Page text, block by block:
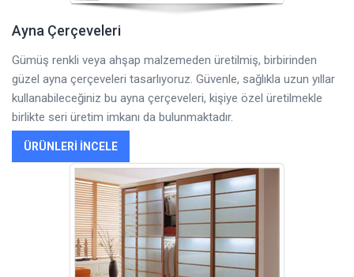
Ayna Çerçeveleri
Gümüş renkli veya ahşap malzemeden üretilmiş, birbirinden
güzel ayna çerçeveleri tasarlıyoruz. Güvenle, sağlıkla uzun yıllar
kullanabileceğiniz bu ayna çerçeveleri, kişiye özel üretilmekle
birlikte seri üretim imkanı da bulunmaktadır.
ÜRÜNLERI İNCELE